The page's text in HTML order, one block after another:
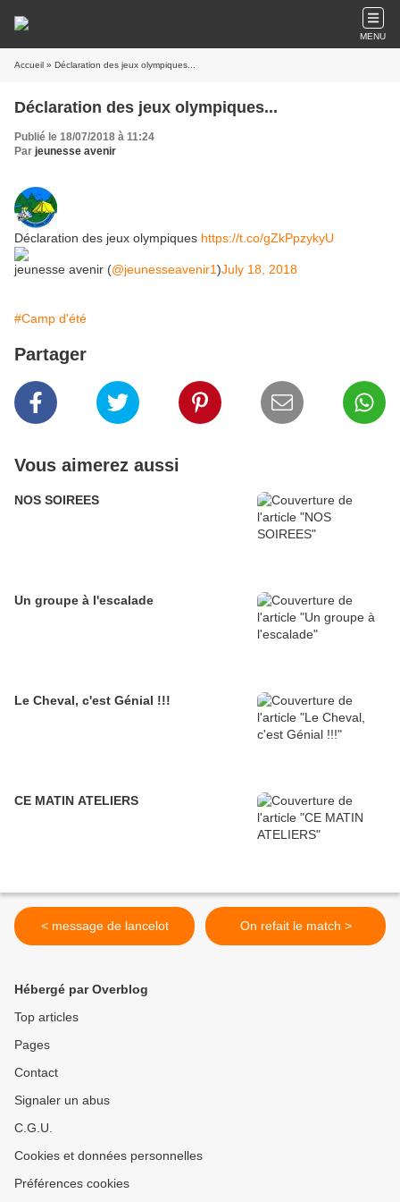
MENU
Accueil » Déclaration des jeux olympiques...
Déclaration des jeux olympiques...
Publié le 18/07/2018 à 11:24
Par jeunesse avenir
Déclaration des jeux olympiques https://t.co/gZkPpzykyU
jeunesse avenir (@jeunesseavenir1)July 18, 2018
#Camp d'été
Partager
Vous aimerez aussi
NOS SOIREES
Un groupe à l'escalade
Le Cheval, c'est Génial !!!
CE MATIN ATELIERS
< message de lancelot On refait le match >
Hébergé par Overblog
Top articles
Pages
Contact
Signaler un abus
C.G.U.
Cookies et données personnelles
Préférences cookies